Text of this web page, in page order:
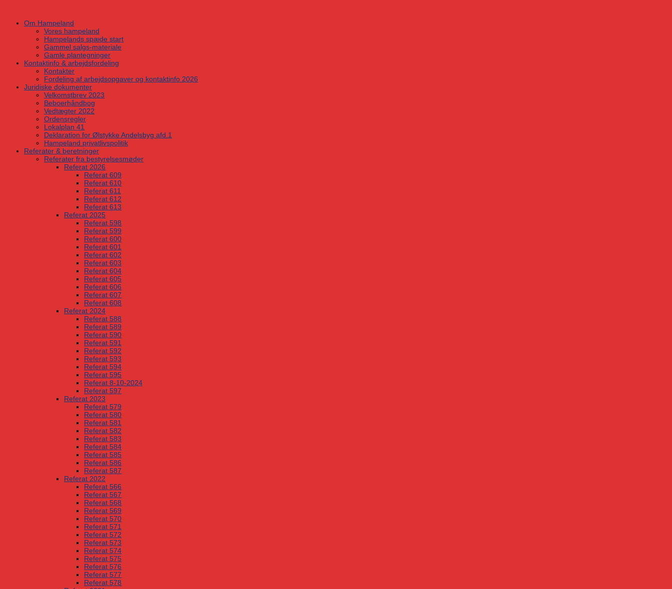
contentOm Hampeland
Vores hampeland
Hampelands spæde start
Gammel salgs-materiale
Gamle plantegninger
Kontaktinfo & arbejdsfordeling
Kontakter
Fordeling af arbejdsopgaver og kontaktinfo 2026
Juridiske dokumenter
Velkomstbrev 2023
Beboerhåndbog
Vedtægter 2022
Ordensregler
Lokalplan 41
Deklaration for Ølstykke Andelsbyg afd.1
Hampeland privatlivspolitik
Referater & beretninger
Referater fra bestyrelsesmøder
Referat 2026
Referat 609
Referat 610
Referat 611
Referat 612
Referat 613
Referat 2025
Referat 598
Referat 599
Referat 600
Referat 601
Referat 602
Referat 603
Referat 604
Referat 605
Referat 606
Referat 607
Referat 608
Referat 2024
Referat 588
Referat 589
Referat 590
Referat 591
Referat 592
Referat 593
Referat 594
Referat 595
Referat 8-10-2024
Referat 597
Referat 2023
Referat 579
Referat 580
Referat 581
Referat 582
Referat 583
Referat 584
Referat 585
Referat 586
Referat 587
Referat 2022
Referat 566
Referat 567
Referat 568
Referat 569
Referat 570
Referat 571
Referat 572
Referat 573
Referat 574
Referat 575
Referat 576
Referat 577
Referat 578